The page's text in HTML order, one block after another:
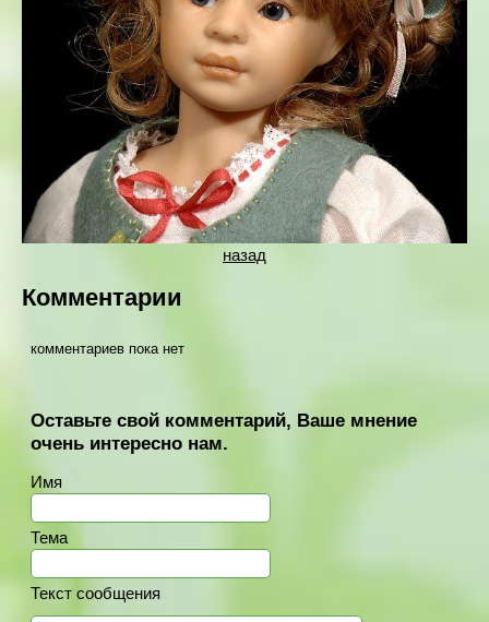
назад
Комментарии
комментариев пока нет
Оставьте свой комментарий, Ваше мнение
очень интересно нам.
Имя
Тема
Текст сообщения